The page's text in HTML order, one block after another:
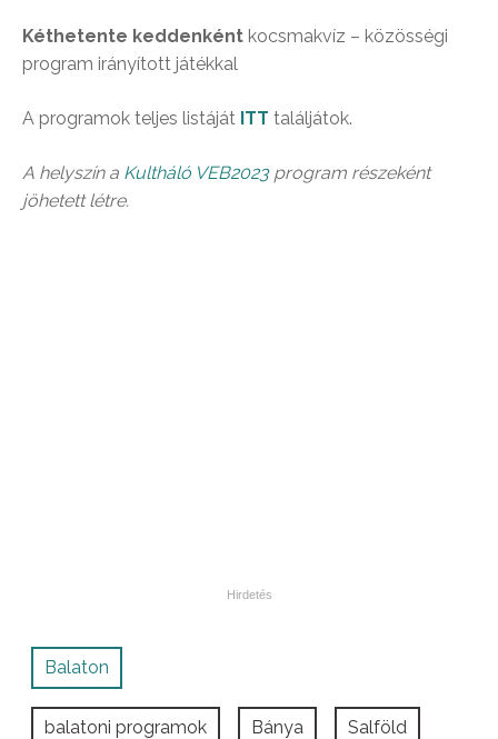
Kéthetente keddenként kocsmakvíz – közösségi
program irányított játékkal
A programok teljes listáját ITT találjátok.
A helyszín a Kultháló VEB2023program részeként
jöhetett létre.
Balaton
balatoni programok Bánya Salföld